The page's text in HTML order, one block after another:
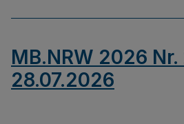
MB.NRW 2026
28.07.2026